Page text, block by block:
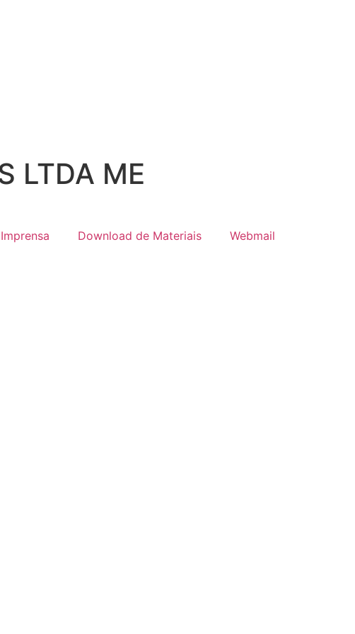
LTDA ME
Download de Materiais Webmail